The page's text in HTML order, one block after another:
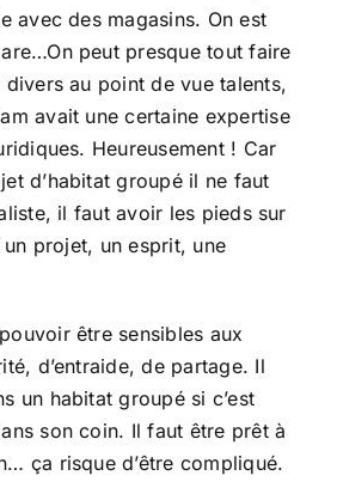
avec des magasins. On est
peut presque tout faire
divers au point de vue talents,
avait une certaine expertise
Heureusement ! Car
d’habitat groupé il ne faut
il faut avoir les pieds sur
projet, un esprit, une
être sensibles aux
d’entraide, de partage. Il
un habitat groupé si c’est
son coin. Il faut être prêt à
ça risque d’être compliqué.